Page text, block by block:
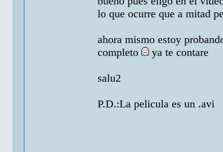
lo que ocurre que a mitad
ahora mismo estoy
completo
ya te contare
salu2
P.D.:La pelicula es un .avi